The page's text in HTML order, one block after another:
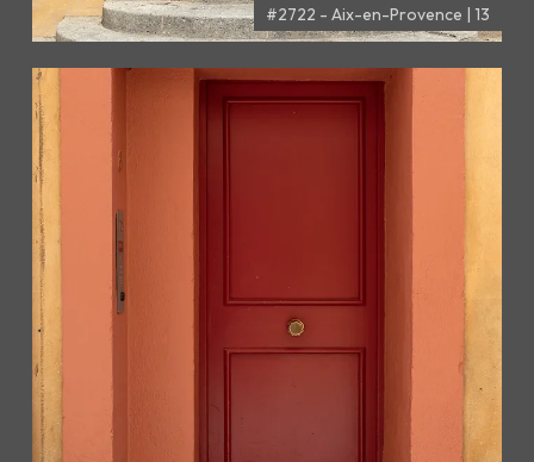
#2722 - Aix-en-Provence | 13